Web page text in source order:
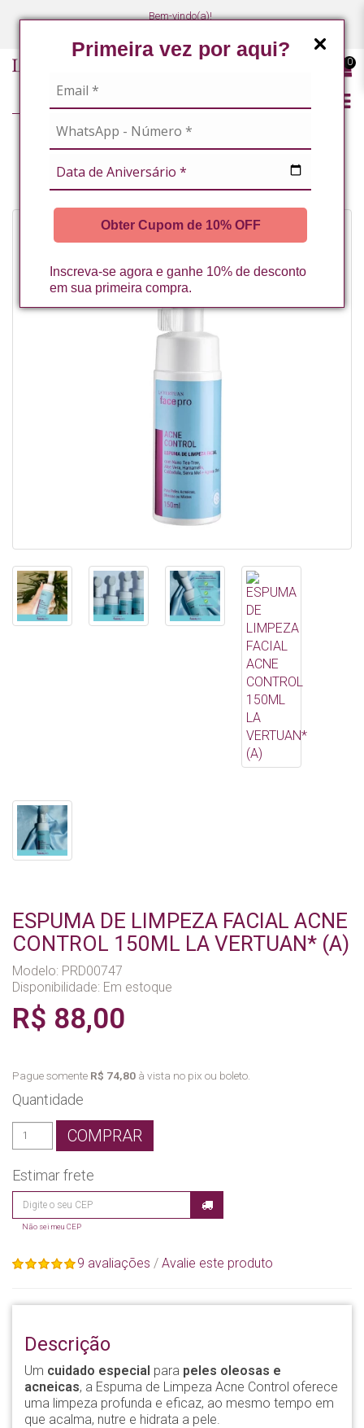
Primeira vez por aqui?
Obter Cupom de 10% OFF
Inscreva-se agora e ganhe 10% de desconto
em sua primeira compra.
Bem-vindo(a)!
0
ESPUMA DE LIMPEZA FACIAL ACNE
CONTROL 150ML LA VERTUAN* (A)
Modelo: PRD00747
Disponibilidade: Em estoque
R$ 88,00
Pague somente R$ 74,80 à vista no pix ou boleto.
Quantidade
COMPRAR
Estimar frete
Não sei meu CEP
9 avaliações / Avalie este produto
Descrição
Um cuidado especial para peles oleosas e
acneicas, a Espuma de Limpeza Acne Control oferece
uma limpeza profunda e eficaz, ao mesmo tempo em
que acalma, nutre e hidrata a pele.